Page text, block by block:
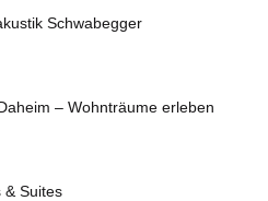
Schwabegger
– Wohnträume erleben
& Suites